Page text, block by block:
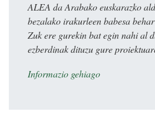
ALEA da Arabako euskarazko
bezalako irakurleen babesa
Zuk ere gurekin bat egin nahi al
ezberdinak dituzu gure
Informazio gehiago